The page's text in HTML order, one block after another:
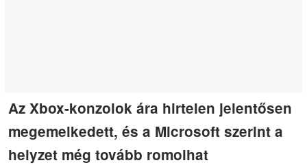
Az Xbox-konzolok ára hirtelen jelentősen
megemelkedett, és a Microsoft szerint a
helyzet még tovább romolhat